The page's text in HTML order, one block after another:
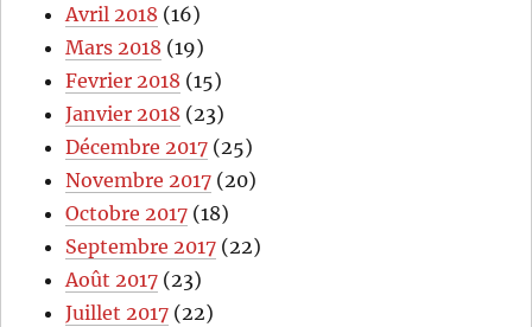
Avril 2018 (16)
Mars 2018 (19)
Fevrier 2018 (15)
Janvier 2018 (23)
Décembre 2017 (25)
Novembre 2017 (20)
Octobre 2017 (18)
Septembre 2017 (22)
Août 2017 (23)
Juillet 2017 (22)